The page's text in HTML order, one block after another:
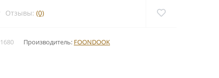
Отзывы: (0)
1680 Производитель: FOONDOOK